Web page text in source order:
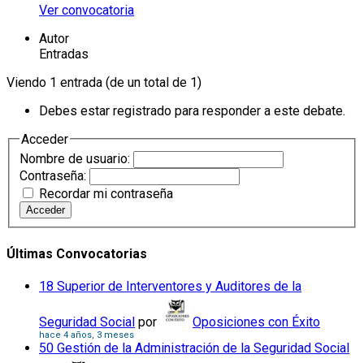
Ver convocatoria
Autor
Entradas
Viendo 1 entrada (de un total de 1)
Debes estar registrado para responder a este debate.
Acceder
Nombre de usuario:
Contraseña:
Recordar mi contraseña
Acceder
Últimas Convocatorias
18 Superior de Interventores y Auditores de la
Seguridad Social por Oposiciones con Éxito
hace 4 años, 3 meses
50 Gestión de la Administración de la Seguridad Social